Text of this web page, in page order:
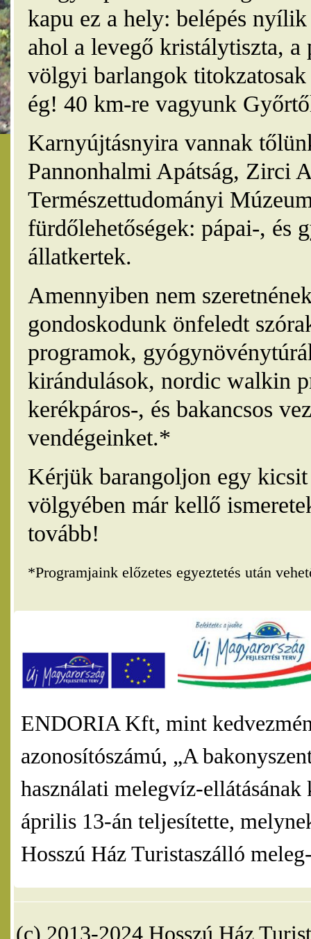
kapu ez a hely: belépés
ahol a levegő kristálytiszta, a
völgyi barlangok
ég! 40 km-re vagyunk
Karnyújtásnyira vannak
Pannonhalmi Apátság, Zirci
Természettudományi
fürdőlehetőségek: pápai-, és
állatkertek.
Amennyiben nem
gondoskodunk önfeledt
programok,
kirándulások, nordic walkin
kerékpáros-, és bakancsos
vendégeinket.*
Kérjük barangoljon egy
völgyében már kellő
tovább!
*Programjaink előzetes egyeztetés után
ENDORIA Kft, mint
azonosítószámú, „A
használati melegvíz-
április 13-án teljesítette,
Hosszú Ház Turistaszálló
(c) 2013-2024 Hosszú Ház